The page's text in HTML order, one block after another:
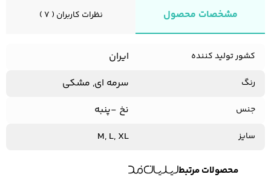
مشخصات محصول نظرات کاربران ( 7 )
کشور تولید کننده ایران
رنگ سرمه ای, مشکی
جنس نخ -پنبه
سایز M, L, XL
محصولات مرتبط